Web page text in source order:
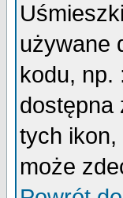
używane
kodu, np.
dostępna
tych ikon,
może